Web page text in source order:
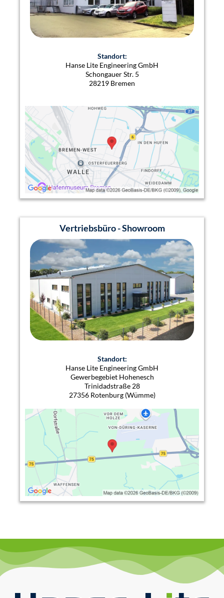
Standort:
Hanse Lite Engineering GmbH
Schongauer Str. 5
28219 Bremen
Vertriebsbüro - Showroom
Standort:
Hanse Lite Engineering GmbH
Gewerbegebiet Hohenesch
Trinidadstraße 28
27356 Rotenburg (Wümme)